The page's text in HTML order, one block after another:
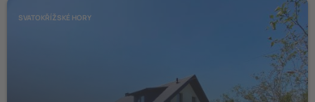
SVATOKŘÍŽSKÉ HORY